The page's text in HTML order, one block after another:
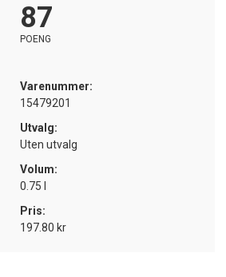
87
POENG
Varenummer:
15479201
Utvalg:
Uten utvalg
Volum:
0.75 l
Pris:
197.80 kr